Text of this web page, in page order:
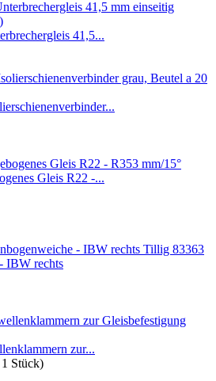
41,5...
Gleis R22 -...
Tillig 83363
IBW rechts
zur...
Stück)